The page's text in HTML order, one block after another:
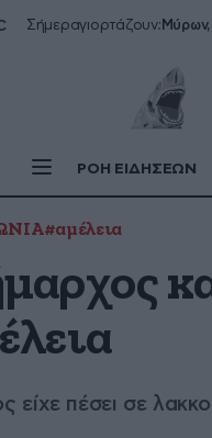
Σήμεραγιορτάζουν:
ΡΟΗ ΕΙΔΗΣΕΩΝ
#αμέλεια
είχε πέσει σε